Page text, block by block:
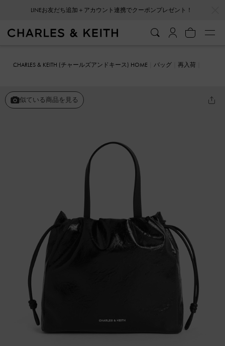
会員登録＋ニュースレター登録で10%OFFクーポンプレゼント！
CHARLES & KEITH (チャールズアンドキース) HOME バッグ
再入荷
似ている商品を見る